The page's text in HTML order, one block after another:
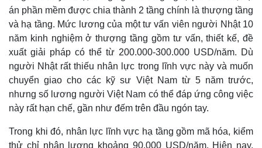
Quan sát
Cuộc sống đó đây
Hồ sơ
Video
Ảnh
E-Magazine
Infographic
án phần mềm được chia thành 2 tầng chính là thượng tầng
và hạ tầng. Mức lương của một tư vấn viên người Nhật 10
năm kinh nghiệm ở thượng tầng gồm tư vấn, thiết kế, đề
xuất giải pháp có thể từ 200.000-300.000 USD/năm. Dù
người Nhật rất thiếu nhân lực trong lĩnh vực này và muốn
chuyển giao cho các kỹ sư Việt Nam từ 5 năm trước,
nhưng số lương người Việt Nam có thể đáp ứng công việc
này rất hạn chế, gần như đếm trên đầu ngón tay.
Trong khi đó, nhân lực lĩnh vực hạ tầng gồm mã hóa, kiểm
thử chỉ nhận lương khoảng 90.000 USD/năm. Hiện nay,